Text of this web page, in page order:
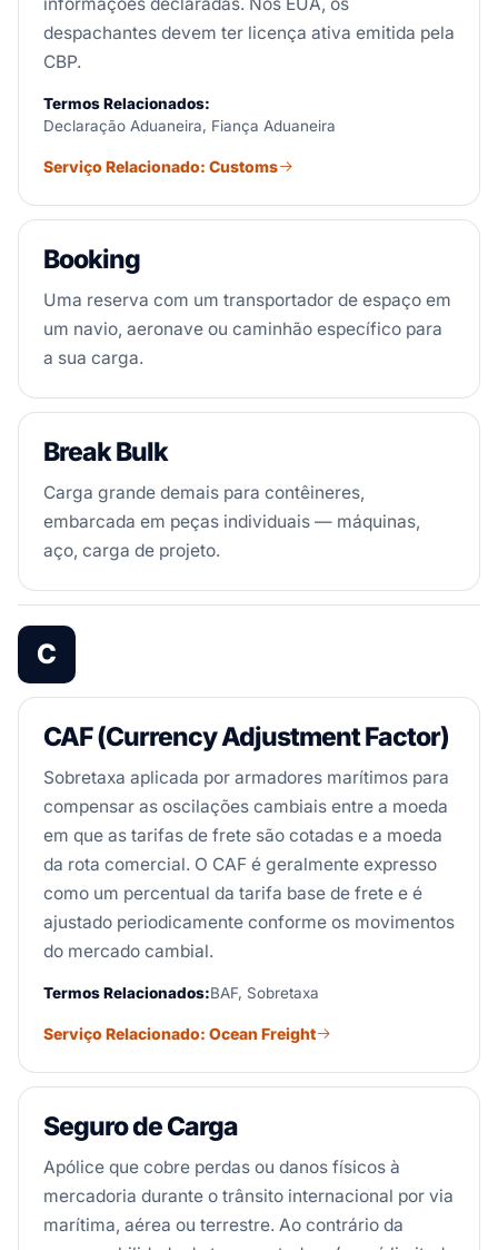
despachantes devem ter licença ativa emitida pela
CBP.
Termos Relacionados:
Declaração Aduaneira, Fiança Aduaneira
Serviço Relacionado: Customs
Booking
Uma reserva com um transportador de espaço em
um navio, aeronave ou caminhão específico para
a sua carga.
Break Bulk
Carga grande demais para contêineres,
embarcada em peças individuais — máquinas,
aço, carga de projeto.
C
CAF (Currency Adjustment Factor)
Sobretaxa aplicada por armadores marítimos para
compensar as oscilações cambiais entre a moeda
em que as tarifas de frete são cotadas e a moeda
da rota comercial. O CAF é geralmente expresso
como um percentual da tarifa base de frete e é
ajustado periodicamente conforme os movimentos
do mercado cambial.
Termos Relacionados:BAF, Sobretaxa
Serviço Relacionado: Ocean Freight
Seguro de Carga
Apólice que cobre perdas ou danos físicos à
mercadoria durante o trânsito internacional por via
marítima, aérea ou terrestre. Ao contrário da